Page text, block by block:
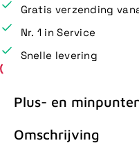
Gratis verzending
Nr. 1 in Service
Snelle levering
Plus- en
Omschrijving